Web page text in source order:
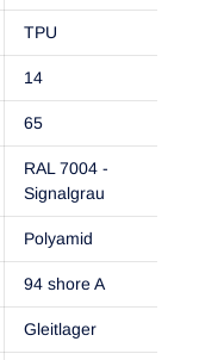
TPU
14
65
RAL 7004 -
Signalgrau
Polyamid
94 shore A
Gleitlager